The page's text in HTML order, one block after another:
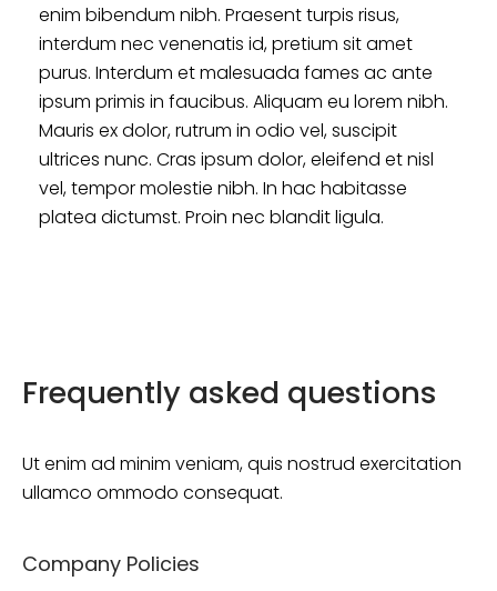
enim bibendum nibh. Praesent turpis risus,
interdum nec venenatis id, pretium sit amet
purus. Interdum et malesuada fames ac ante
ipsum primis in faucibus. Aliquam eu lorem nibh.
Mauris ex dolor, rutrum in odio vel, suscipit
ultrices nunc. Cras ipsum dolor, eleifend et nisl
vel, tempor molestie nibh. In hac habitasse
platea dictumst. Proin nec blandit ligula.
Frequently asked questions
Ut enim ad minim veniam, quis nostrud exercitation
ullamco ommodo consequat.
Company Policies